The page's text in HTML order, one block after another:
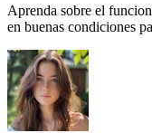
Aprenda sobre el
en buenas condiciones